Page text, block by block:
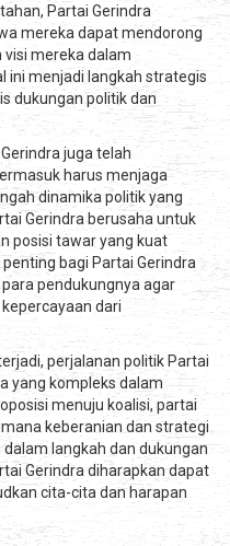
Partai Gerindra
mereka dapat mendorong
visi mereka dalam
ini menjadi langkah strategis
dukungan politik dan
juga telah
harus menjaga
dinamika politik yang
Gerindra berusaha untuk
posisi tawar yang kuat
bagi Partai Gerindra
pendukungnya agar
dari
perjalanan politik Partai
yang kompleks dalam
menuju koalisi, partai
keberanian dan strategi
langkah dan dukungan
Gerindra diharapkan dapat
cita-cita dan harapan